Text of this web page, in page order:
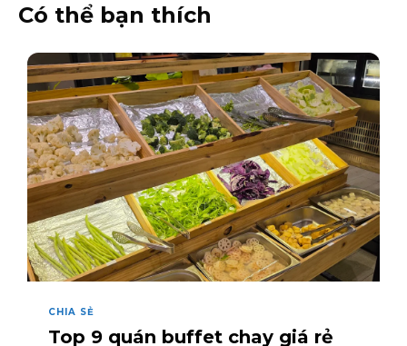
Có thể bạn thích
CHIA SẺ
Top 9 quán buffet chay giá rẻ